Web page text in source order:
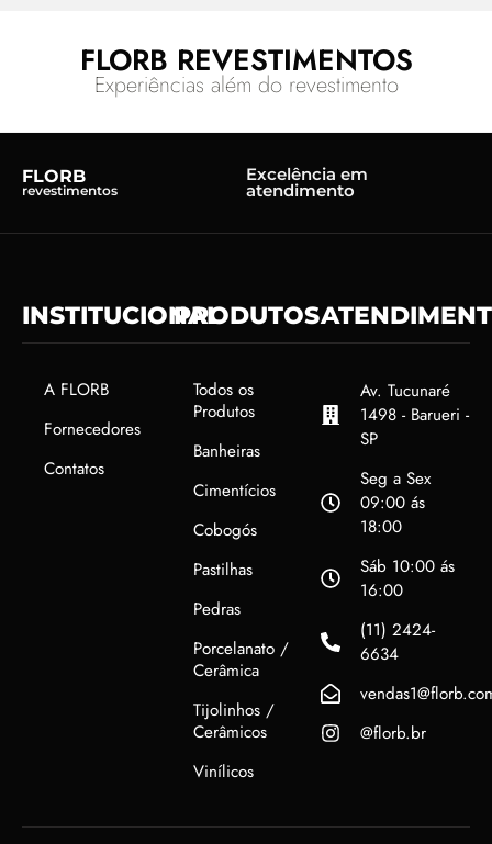
FLORB REVESTIMENTOS
Experiências além do revestimento
FLORB
revestimentos
Excelência em
atendimento
INSTITUCIONAL
A FLORB
Fornecedores
Contatos
PRODUTOS
Todos os
Produtos
Banheiras
Cimentícios
Cobogós
Pastilhas
Pedras
Porcelanato /
Cerâmica
Tijolinhos /
Cerâmicos
Vinílicos
Av. Tucunaré
1498 - Barueri -
SP
Seg a Sex
09:00 ás
18:00
Sáb 10:00 ás
16:00
(11) 2424-
6634
@florb.br